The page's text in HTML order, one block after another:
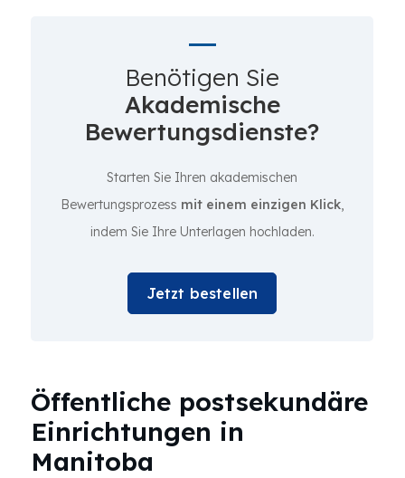
Benötigen Sie
Akademische
Bewertungsdienste?
Starten Sie Ihren akademischen
Bewertungsprozess mit einem einzigen Klick,
indem Sie Ihre Unterlagen hochladen.
Jetzt bestellen
Öffentliche postsekundäre
Einrichtungen in
Manitoba